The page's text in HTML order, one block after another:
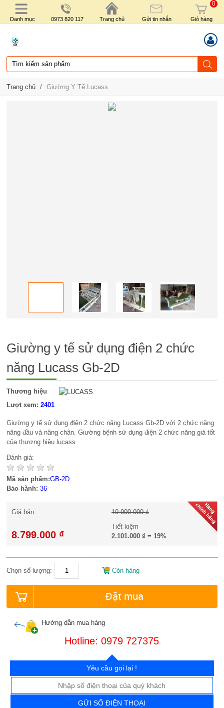
Danh mục 0973 820 117 Trang chủ Gửi tin nhắn
0
Giỏ hàng
Trang chủ / Giường Y Tế Lucass
Giường y tế sử dụng điện 2 chức
năng Lucass Gb-2D
Thương hiệu
Lượt xem:2401
Giường y tế sử dụng điện 2 chức năng Lucass Gb-2D với 2 chức năng
nâng đầu và nâng chân. Giường bệnh sử dụng điện 2 chức năng giá tốt
của thương hiệu lucass
Đánh giá:
Mã sản phẩm:GB-2D
Bảo hành:36
Giá bán
8.799.000 ₫
10.900.000 ₫
Tiết kiệm
2.101.000 ₫ = 19%
Chọn số lượng: Còn hàng
Đặt mua
Hướng dẫn mua hàng
Hotline: 0979 727375
Yêu cầu gọi lại !
GỬI SỐ ĐIỆN THOẠI